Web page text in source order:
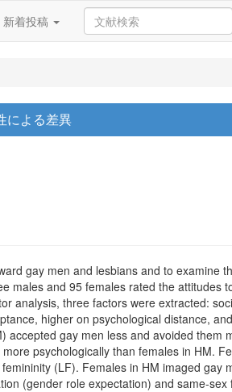
新着投稿
による差異
gay men and lesbians and to examine
males and 95 females rated the attitudes
analysis, three factors were extracted:
higher on psychological distance,
gay men less and avoided them
psychologically than females in HM.
(LF). Females in HM imaged gay
(gender role expectation) and same-sex